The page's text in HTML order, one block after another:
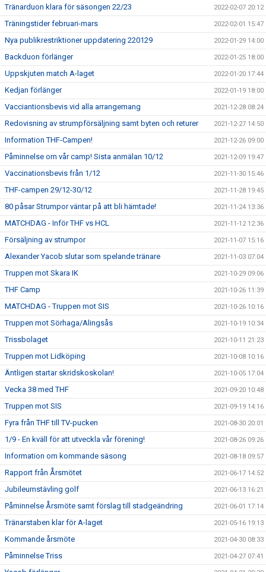
Tränarduon klara för säsongen 22/23 2022-02-07 20:12
Träningstider februari-mars 2022-02-01 15:47
Nya publikrestriktioner uppdatering 220129 2022-01-29 14:00
Backduon förlänger 2022-01-25 18:00
Uppskjuten match A-laget 2022-01-20 17:44
Kedjan förlänger 2022-01-19 18:00
Vacciantionsbevis vid alla arrangemang 2021-12-28 08:24
Redovisning av strumpförsäljning samt byten och returer 2021-12-27 14:50
Information THF-Campen! 2021-12-26 09:00
Påminnelse om vår camp! Sista anmälan 10/12 2021-12-09 19:47
Vaccinationsbevis från 1/12 2021-11-30 15:46
THF-campen 29/12-30/12 2021-11-28 19:45
80 påsar Strumpor väntar på att bli hämtade! 2021-11-24 13:36
MATCHDAG - Inför THF vs HCL 2021-11-12 12:36
Försäljning av strumpor 2021-11-07 15:16
Alexander Yacob slutar som spelande tränare 2021-11-03 07:04
Truppen mot Skara IK 2021-10-29 09:06
THF Camp 2021-10-26 11:39
MATCHDAG - Truppen mot SIS 2021-10-26 10:16
Truppen mot Sörhaga/Alingsås 2021-10-19 10:34
Trissbolaget 2021-10-11 21:23
Truppen mot Lidköping 2021-10-08 10:16
Äntligen startar skridskoskolan! 2021-10-05 17:04
Vecka 38 med THF 2021-09-20 10:48
Truppen mot SIS 2021-09-19 14:16
Fyra från THF till TV-pucken 2021-08-30 20:01
1/9 - En kväll för att utveckla vår förening! 2021-08-26 09:26
Information om kommande säsong 2021-08-18 09:57
Rapport från Årsmötet 2021-06-17 14:52
Jubileumstävling golf 2021-06-13 16:21
Påminnelse Årsmöte samt förslag till stadgeändring 2021-06-01 17:14
Tränarstaben klar för A-laget 2021-05-16 19:13
Kommande årsmöte 2021-04-30 08:33
Påminnelse Triss 2021-04-27 07:41